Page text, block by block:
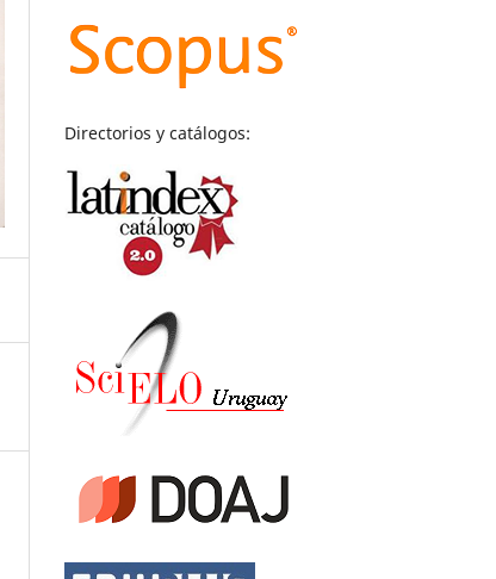
Directorios y catálogos: